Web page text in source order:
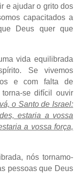
e ajudar o grito dos
capacitados a
Deus quer que
vida equilibrada
Se vivemos
e com falta de
se difícil ouvir
o Santo de Israel:
estaria a vossa
a vossa força,
nós tornamo-
pessoas que Deus